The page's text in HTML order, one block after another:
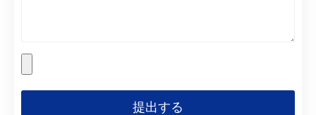
提出する